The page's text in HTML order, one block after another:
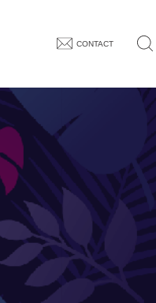
ET STATUES
personnages
CONTACT